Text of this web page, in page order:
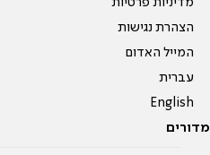
הצהרת נגישות
המייל האדום
עברית
English
מדורים